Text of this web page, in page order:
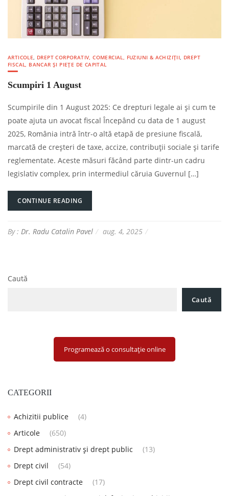
ARTICOLE, DREPT CORPORATIV, COMERCIAL, FUZIUNI & ACHIZIȚII, DREPT
FISCAL, BANCAR ȘI PIEȚE DE CAPITAL
Scumpiri 1 August
Scumpirile din 1 August 2025: Ce drepturi legale ai și cum te
poate ajuta un avocat fiscal Începând cu data de 1 august
2025, România intră într-o altă etapă de presiune fiscală,
marcată de creșteri de taxe, accize, contribuții sociale și tarife
reglementate. Aceste măsuri făcând parte dintr-un cadru
legislativ complex, prin intermediul căruia Guvernul […]
CONTINUE READING
By : Dr. Radu Catalin Pavel aug. 4, 2025
Caută
Caută
Programează o consultație online
CATEGORII
Achizitii publice
(4)
Articole
(650)
Drept administrativ și drept public
(13)
Drept civil
(54)
Drept civil contracte
(17)